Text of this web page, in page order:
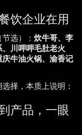
饮企业在用
选）： 炊牛哥、李
川呷呷毛肚老火
牛油火锅、渝香记
择，本质上说明：
产品，一眼